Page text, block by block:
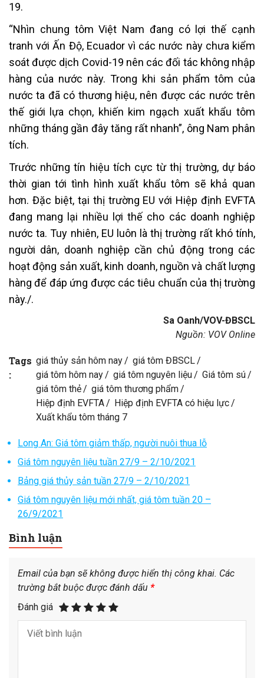
19.
“Nhìn chung tôm Việt Nam đang có lợi thế cạnh
tranh với Ấn Độ, Ecuador vì các nước này chưa kiểm
soát được dịch Covid-19 nên các đối tác không nhập
hàng của nước này. Trong khi sản phẩm tôm của
nước ta đã có thương hiệu, nên được các nước trên
thế giới lựa chọn, khiến kim ngạch xuất khẩu tôm
những tháng gần đây tăng rất nhanh”, ông Nam phân
tích.
Trước những tín hiệu tích cực từ thị trường, dự báo
thời gian tới tình hình xuất khẩu tôm sẽ khả quan
hơn. Đặc biệt, tại thị trường EU với Hiệp định EVFTA
đang mang lại nhiều lợi thế cho các doanh nghiệp
nước ta. Tuy nhiên, EU luôn là thị trường rất khó tính,
người dân, doanh nghiệp cần chủ động trong các
hoạt động sản xuất, kinh doanh, nguồn và chất lượng
hàng để đáp ứng được các tiêu chuẩn của thị trường
này./.
Sa Oanh/VOV-ĐBSCL
Nguồn: VOV Online
Tags
:
giá thủy sản hôm nay
giá tôm ĐBSCL
giá tôm hôm nay
giá tôm nguyên liệu
Giá tôm sú
giá tôm thẻ
giá tôm thương phẩm
Hiệp định EVFTA
Hiệp định EVFTA có hiệu lực
Xuất khẩu tôm tháng 7
Long An: Giá tôm giảm thấp, người nuôi thua lỗ
Giá tôm nguyên liệu tuần 27/9 – 2/10/2021
Bảng giá thủy sản tuần 27/9 – 2/10/2021
Giá tôm nguyên liệu mới nhất, giá tôm tuần 20 –
26/9/2021
Bình luận
Email của bạn sẽ không được hiển thị công khai. Các
trường bắt buộc được đánh dấu *
Đánh giá